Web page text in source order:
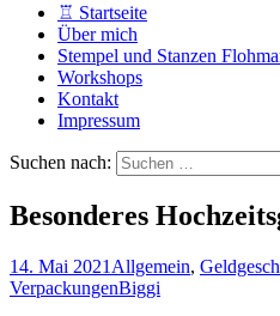
♖ Startseite
Über mich
Stempel und Stanzen
Workshops
Kontakt
Impressum
Suchen nach:
Besonderes
14. Mai 2021 Allgemein,
VerpackungenBiggi